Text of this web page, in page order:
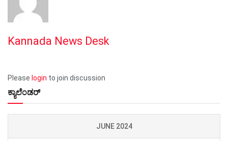
Kannada News Desk
Please login to join discussion
ಕ್ಯಾಲೆಂಡರ್
JUNE 2024